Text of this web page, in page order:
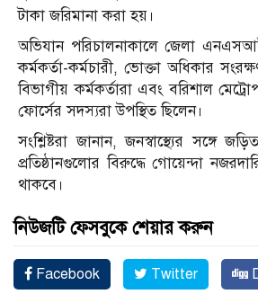
টাকা জরিমানা করা হয়।
অভিযান পরিচালনাকালে জেলা
কর্মকর্তা-কর্মচারী, ভোক্তা অধিকার
বিভাগীয় কর্মকর্তারা এবং বরিশাল
ফোর্সের সদস্যরা উপস্থিত ছিলেন।
সংশ্লিষ্টরা জানান, জনস্বাস্থ্যের সঙ্গে
প্রতিষ্ঠানগুলোর বিরুদ্ধে গোয়েন্দা
থাকবে।
নিউজটি ফেসবুকে শেয়ার করুন
Facebook Twitter